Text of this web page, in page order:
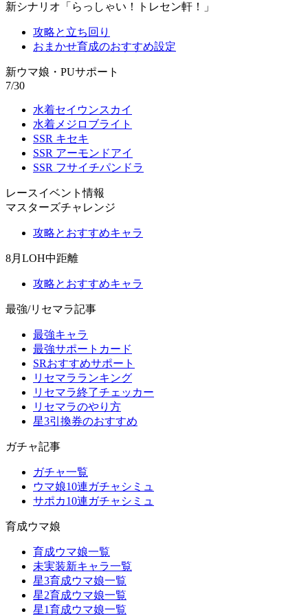
新シナリオ「らっしゃい！トレセン軒！」
攻略と立ち回り
おまかせ育成のおすすめ設定
新ウマ娘・PUサポート
7/30
水着セイウンスカイ
水着メジロブライト
SSR キセキ
SSR アーモンドアイ
SSR フサイチパンドラ
レースイベント情報
マスターズチャレンジ
攻略とおすすめキャラ
8月LOH中距離
攻略とおすすめキャラ
最強/リセマラ記事
最強キャラ
最強サポートカード
SRおすすめサポート
リセマラランキング
リセマラ終了チェッカー
リセマラのやり方
星3引換券のおすすめ
ガチャ記事
ガチャ一覧
ウマ娘10連ガチャシミュ
サポカ10連ガチャシミュ
育成ウマ娘
育成ウマ娘一覧
未実装新キャラ一覧
星3育成ウマ娘一覧
星2育成ウマ娘一覧
星1育成ウマ娘一覧